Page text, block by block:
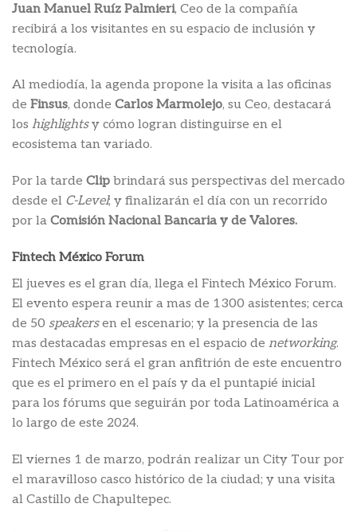
Juan Manuel Ruíz Palmieri, Ceo de la compañía
recibirá a los visitantes en su espacio de inclusión y
tecnología.
Al mediodía, la agenda propone la visita a las oficinas
de Finsus, donde Carlos Marmolejo, su Ceo, destacará
los highlightsy cómo logran distinguirse en el
ecosistema tan variado.
Por la tarde Clip brindará sus perspectivas del mercado
desde el C-Level; y finalizarán el día con un recorrido
por la Comisión Nacional Bancaria y de Valores.
Fintech México Forum
El jueves es el gran día, llega el Fintech México Forum.
El evento espera reunir a mas de 1300 asistentes; cerca
de 50 speakersen el escenario; y la presencia de las
mas destacadas empresas en el espacio de networking.
Fintech México será el gran anfitrión de este encuentro
que es el primero en el país y da el puntapié inicial
para los fórums que seguirán por toda Latinoamérica a
lo largo de este 2024.
El viernes 1 de marzo, podrán realizar un City Tour por
el maravilloso casco histórico de la ciudad; y una visita
al Castillo de Chapultepec.